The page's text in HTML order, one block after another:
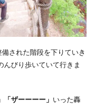
された階段を下りていき
んびり歩いていて行きま
「ザーーーー」 いった轟